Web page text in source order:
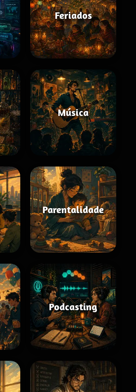
Feriados
Música
Parentalidade
Podcasting